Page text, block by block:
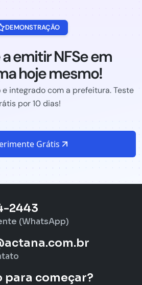
DEMONSTRAÇÃO
emitir NFSe em
hoje mesmo!
integrado com a prefeitura. Teste
por 10 dias!
Grátis
2443
(WhatsApp)
para começar?